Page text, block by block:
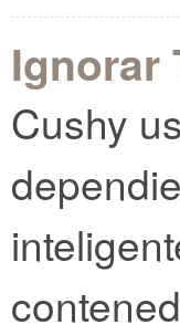
Ignorar
Cushy